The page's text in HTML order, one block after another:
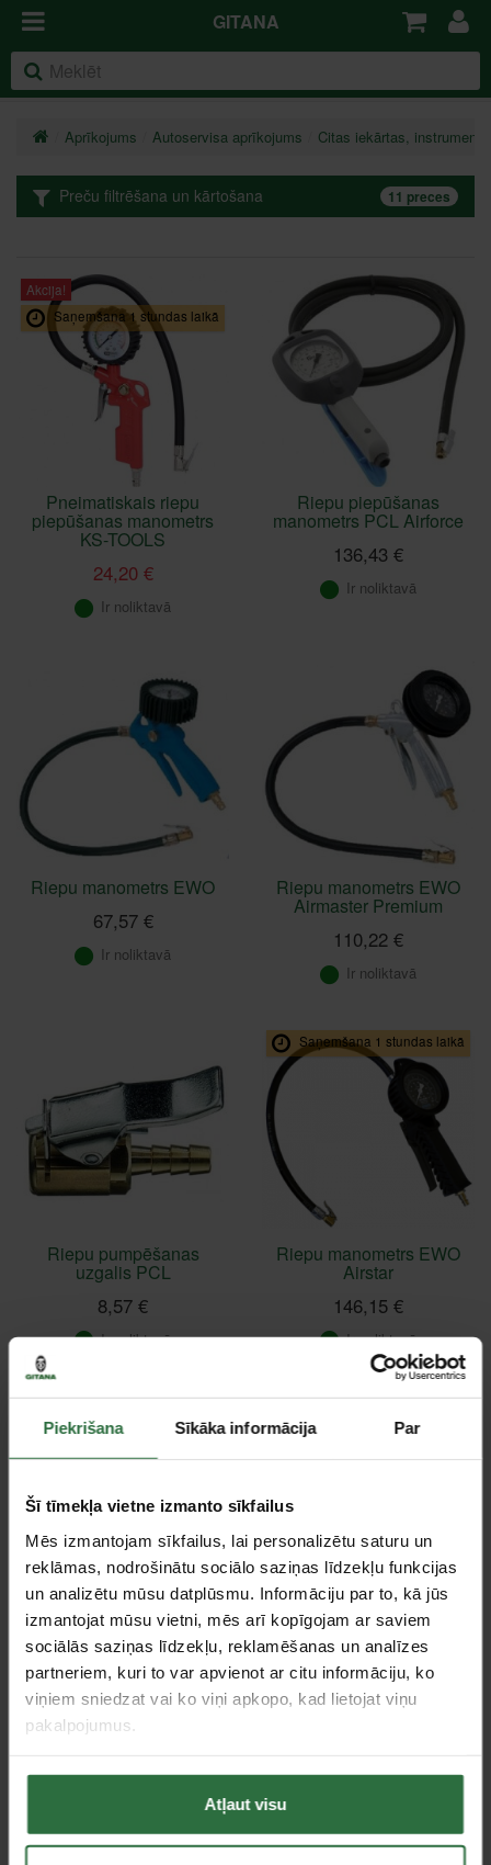
Piekrišana Sīkāka informācija Par
Šī tīmekļa vietne izmanto sīkfailus
Mēs izmantojam sīkfailus, lai personalizētu saturu un
reklāmas, nodrošinātu sociālo saziņas līdzekļu funkcijas
un analizētu mūsu datplūsmu. Informāciju par to, kā jūs
izmantojat mūsu vietni, mēs arī kopīgojam ar saviem
sociālās saziņas līdzekļu, reklamēšanas un analīzes
partneriem, kuri to var apvienot ar citu informāciju, ko
viņiem sniedzat vai ko viņi apkopo, kad lietojat viņu
pakalpojumus.
Atļaut visu
GITANA
Aprīkojums Autoservisa aprīkojums Citas iekārtas, instrumenti
Preču filtrēšana un kārtošana 11 preces
Akcija!
Saņemšana 1 stundas laikā
Pneimatiskais riepu
piepūšanas manometrs
KS-TOOLS
24,20 €
Ir noliktavā
Riepu piepūšanas
manometrs PCL Airforce
136,43 €
Ir noliktavā
Riepu manometrs EWO
67,57 €
Ir noliktavā
Riepu manometrs EWO
Airmaster Premium
110,22 €
Ir noliktavā
Riepu pumpēšanas
uzgalis PCL
8,57 €
Ir noliktavā
Saņemšana 1 stundas laikā
Riepu manometrs EWO
Airstar
146,15 €
Ir noliktavā
Riepu piepūšanas
manometrs PCL MK4
154,82 €
Ir noliktavā
Elektronisks riepu
manometrs PCL DTPG8
71,38 €
Ir noliktavā
Saņemšana 1 stundas laikā